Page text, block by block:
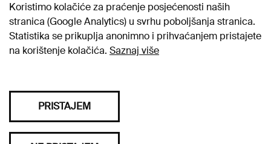
Koristimo kolačiće za praćenje posjećenosti naših
stranica (Google Analytics) u svrhu poboljšanja stranica.
Statistika se prikuplja anonimno i prihvaćanjem pristajete
na korištenje kolačića. Saznaj više
PRISTAJEM